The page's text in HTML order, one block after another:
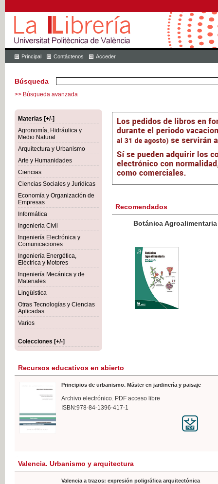
Principal Contáctenos Acceder
Búsqueda
>> Búsqueda avanzada
Materias [+/-]
Agronomía, Hidráulica y
Medio Natural
Arquitectura y Urbanismo
Arte y Humanidades
Ciencias
Ciencias Sociales y Jurídicas
Economía y Organización de
Empresas
Informática
Ingeniería Civil
Ingeniería Electrónica y
Comunicaciones
Ingeniería Energética,
Eléctrica y Motores
Ingeniería Mecánica y de
Materiales
Lingüística
Otras Tecnologías y Ciencias
Aplicadas
Varios
Colecciones [+/-]
Recomendados
Botánica Agroalimentaria
Recursos educativos en abierto
Principios de urbanismo. Máster en jardinería y paisaje
Archivo electrónico. PDF acceso libre
ISBN:978-84-1396-417-1
Valencia. Urbanismo y arquitectura
Valencia a trazos: expresión poligráfica arquitectónica